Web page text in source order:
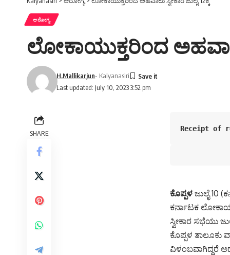
ಆರೋಗ್ಯ
ಲೋಕಾಯುಕ್ತರಿಂದ ಅಹವಾಲು
Last updated: July 10, 2023 3:52 pm
H.Mallikarjun- Kalyanasiri
SHARE
Receipt of
ಕೊಪ್ಪಳ ಜುಲೈ 10
ಕರ್ನಾಟಕ
ಸ್ವೀಕಾರ ಸಭೆಯು
ಕೊಪ್ಪಳ ತಾಲೂಕು
ವಿಳಂಬವಾಗಿದ್ದರೆ